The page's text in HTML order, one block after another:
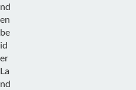
nd
en
be
id
er
La
nd